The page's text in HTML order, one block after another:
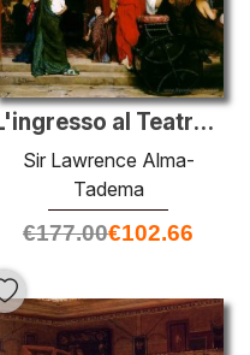
L'ingresso al Teatro Romano
Sir Lawrence Alma-
Tadema
€177.00€102.66